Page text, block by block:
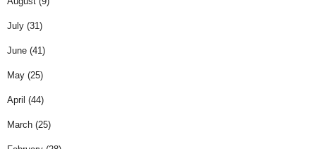
July (31)
June (41)
May (25)
April (44)
March (25)